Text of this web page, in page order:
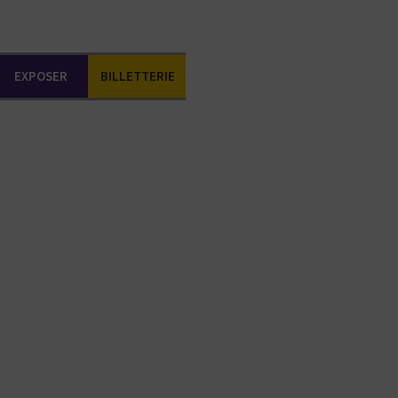
EXPOSER BILLETTERIE